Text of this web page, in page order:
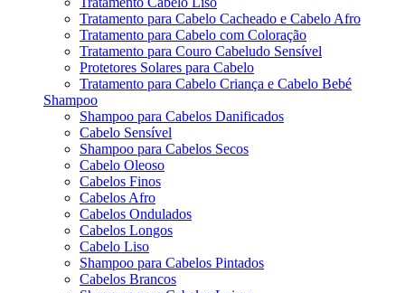
Tratamento para Cabelo Cacheado e Cabelo Afro
Tratamento para Cabelo com Coloração
Tratamento para Couro Cabeludo Sensível
Protetores Solares para Cabelo
Tratamento para Cabelo Criança e Cabelo Bebé
Shampoo
Shampoo para Cabelos Danificados
Cabelo Sensível
Shampoo para Cabelos Secos
Cabelo Oleoso
Cabelos Finos
Cabelos Afro
Cabelos Ondulados
Cabelos Longos
Cabelo Liso
Shampoo para Cabelos Pintados
Cabelos Brancos